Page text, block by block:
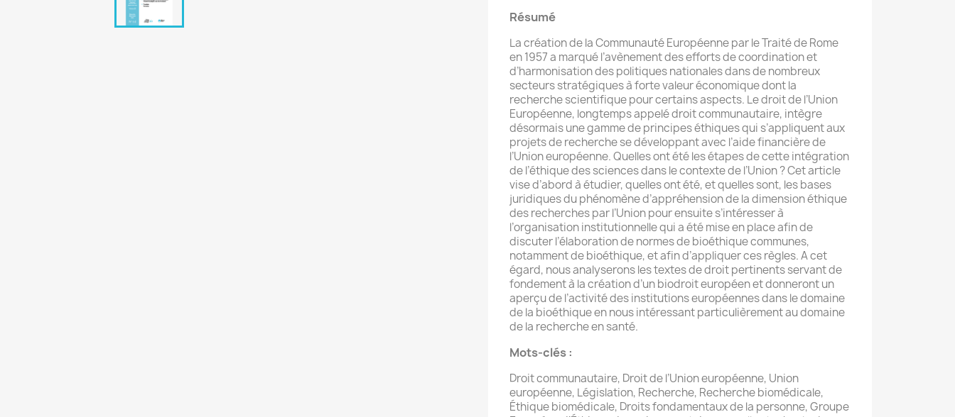
Résumé
La création de la Communauté Européenne par le Traité de Rome
en 1957 a marqué l’avènement des efforts de coordination et
d’harmonisation des politiques nationales dans de nombreux
secteurs stratégiques à forte valeur économique dont la
recherche scientifique pour certains aspects. Le droit de l’Union
Européenne, longtemps appelé droit communautaire, intègre
désormais une gamme de principes éthiques qui s’appliquent aux
projets de recherche se développant avec l’aide financière de
l’Union européenne. Quelles ont été les étapes de cette intégration
de l’éthique des sciences dans le contexte de l’Union ? Cet article
vise d’abord à étudier, quelles ont été, et quelles sont, les bases
juridiques du phénomène d’appréhension de la dimension éthique
des recherches par l’Union pour ensuite s’intéresser à
l’organisation institutionnelle qui a été mise en place afin de
discuter l’élaboration de normes de bioéthique communes,
notamment de bioéthique, et afin d’appliquer ces règles. A cet
égard, nous analyserons les textes de droit pertinents servant de
fondement à la création d’un biodroit européen et donneront un
aperçu de l’activité des institutions européennes dans le domaine
de la bioéthique en nous intéressant particulièrement au domaine
de la recherche en santé.
Mots-clés :
Droit communautaire, Droit de l’Union européenne, Union
européenne, Législation, Recherche, Recherche biomédicale,
Éthique biomédicale, Droits fondamentaux de la personne, Groupe